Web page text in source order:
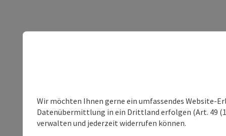
Wir möchten Ihnen gerne ein umfassendes Website-
Datenübermittlung in ein Drittland erfolgen (Art. 49
verwalten und jederzeit widerrufen können.